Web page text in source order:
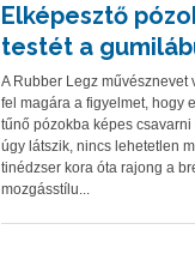
Elképesztő
testét a
A Rubber Legz művésznevet
fel magára a figyelmet, hogy
tűnő pózokba képes csavarni
úgy látszik, nincs lehetetlen
tinédzser kora óta rajong a
mozgásstílu...